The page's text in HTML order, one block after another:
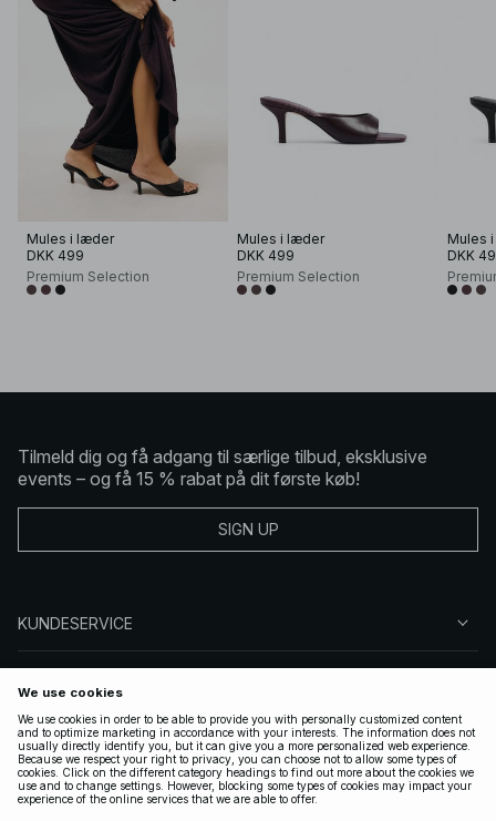
Mules i læder
DKK 499
Premium Selection
Mules i læder
DKK 499
Premium Selection
Mules
DKK
Tilmeld dig og få adgang til særlige tilbud, eksklusive
events – og få 15 % rabat på dit første køb!
SIGN UP
KUNDESERVICE
FØLG OS
GYLDIGE